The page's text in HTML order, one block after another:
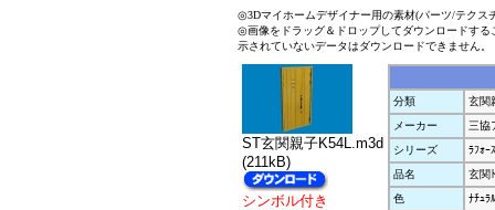
◎3Dマイホームデザイナー用の素材(パーツ/テクス
◎画像をドラッグ＆ドロップしてダウンロードす
示されていないデータはダウンロードできません。
ST玄関親子K54L.m3d
(211kB)
シンボル付き
分類
玄関
メーカー
三協
シリーズ
ﾗﾌｫｰ
品名
玄関
色
ﾅﾁｭﾗ